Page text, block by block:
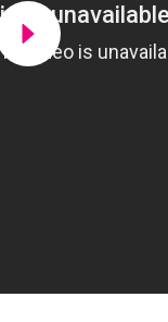
Lancer la video